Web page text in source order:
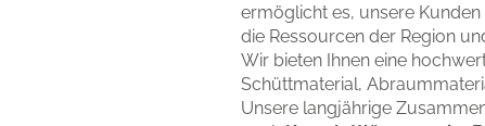
ermöglicht es, unsere Kunden
die Ressourcen der Region
Wir bieten Ihnen eine
Schüttmaterial,
Unsere langjährige